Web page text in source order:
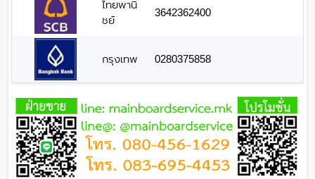
ไทยพานิ
ชย์
3642362400
กรุงเทพ 0280375858